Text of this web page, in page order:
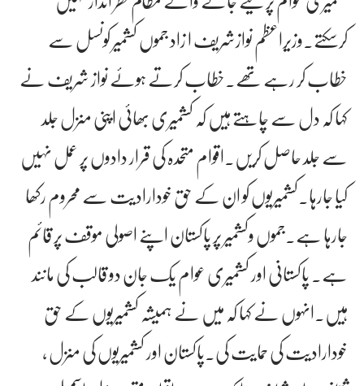
کرسکتے۔وزیراعظم نوازشریف ا زاد جموں کشمیر کونسل سے
خطاب کر رہے تھے۔خطاب کرتے ہوئے نواز شریف نے
کہا کہ دل سے چاہتے ہیں کہ کشمیری بھائی اپنی منزل جلد
سے جلد حاصل کریں۔اقوام متحدہ کی قرار دادوں پر عمل نہیں
کیا جارہا۔کشمیریوں کو ان کے حق خودارادیت سے محروم رکھا
جارہا ہے۔جموں وکشمیر پر پاکستان اپنے اصولی موقف پر قائم
ہے۔ پاکستانی اور کشمیری عوام یک جان دو قالب کی مانند
ہیں۔انہوں نے کہا کہ میں نے ہمیشہ کشمیریوں کے حق
خودارادیت کی حمایت کی۔پاکستان اور کشمیریوں کی منزل ،